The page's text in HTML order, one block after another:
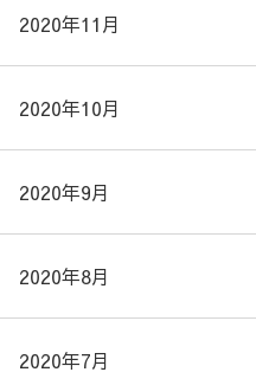
2020年11月
2020年10月
2020年9月
2020年8月
2020年7月